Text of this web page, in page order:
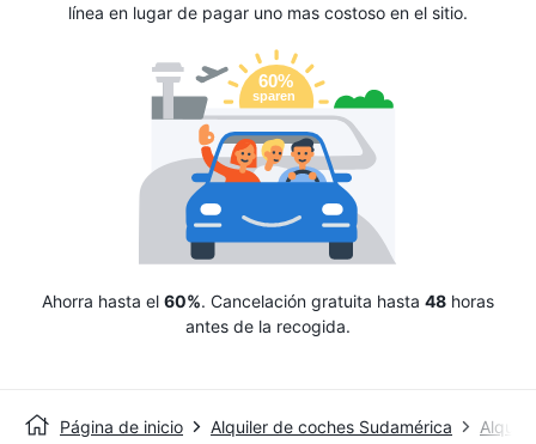
línea en lugar de pagar uno mas costoso en el sitio.
Ahorra hasta el 60%. Cancelación gratuita hasta 48 horas
antes de la recogida.
Página de inicio Alquiler de coches Sudamérica